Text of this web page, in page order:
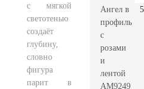
с мягкой
светотенью
создаёт
глубину,
словно
фигура
парит в
Ангел в
профиль
с
розами
и
лентой
AM9249